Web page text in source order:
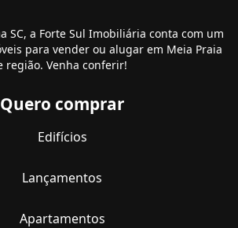
SC, a Forte Sul Imobiliária conta com um
para vender ou alugar em Meia Praia
região. Venha conferir!
Quero comprar
Edifícios
Lançamentos
Apartamentos